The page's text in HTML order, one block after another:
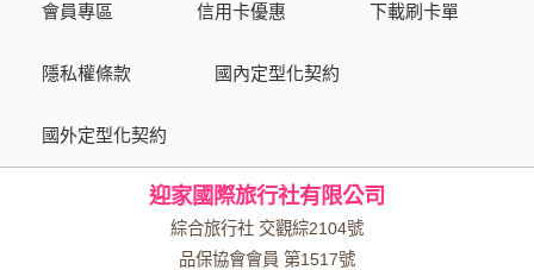
會員專區 信用卡優惠 下載刷卡單
隱私權條款 國內定型化契約
國外定型化契約
迎家國際旅行社有限公司
綜合旅行社 交觀綜2104號
品保協會會員 第1517號